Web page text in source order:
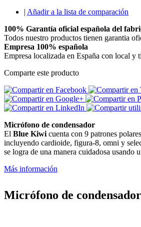
| Añadir a la lista de comparación
100% Garantía oficial española del
Todos nuestro productos tienen garantia
Empresa 100% española
Empresa localizada en España con local y
Comparte este producto
Micrófono de condensador
El Blue Kiwi cuenta con 9 patrones
incluyendo cardioide, figura-8, omni y
se logra de una manera cuidadosa usando
Más información
Micrófono de condensador